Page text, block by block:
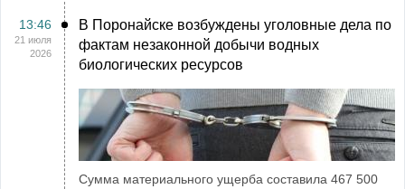
13:46
21 июля
2026
В Поронайске возбуждены уголовные дела по
фактам незаконной добычи водных
биологических ресурсов
Сумма материального ущерба составила 467 500